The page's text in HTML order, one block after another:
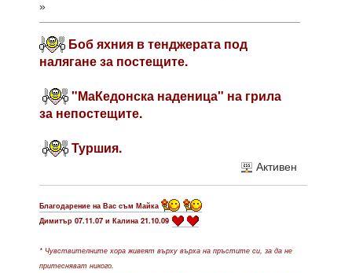
»
Боб яхния в тенджерата под
налягане за постещите.
"МаКедонска наденица" на грила
за непостещите.
Туршия.
Активен
Благодарение на Вас съм Майка
Димитър 07.11.07 и Калина 21.10.09
* Чувствителните хора живеят върху върха на пръстите си, за да не
притесняват никого.